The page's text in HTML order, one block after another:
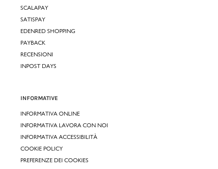
SCALAPAY
SATISPAY
EDENRED SHOPPING
PAYBACK
RECENSIONI
INPOST DAYS
INFORMATIVE
INFORMATIVA ONLINE
INFORMATIVA LAVORA CON NOI
INFORMATIVA ACCESSIBILITÀ
COOKIE POLICY
PREFERENZE DEI COOKIES